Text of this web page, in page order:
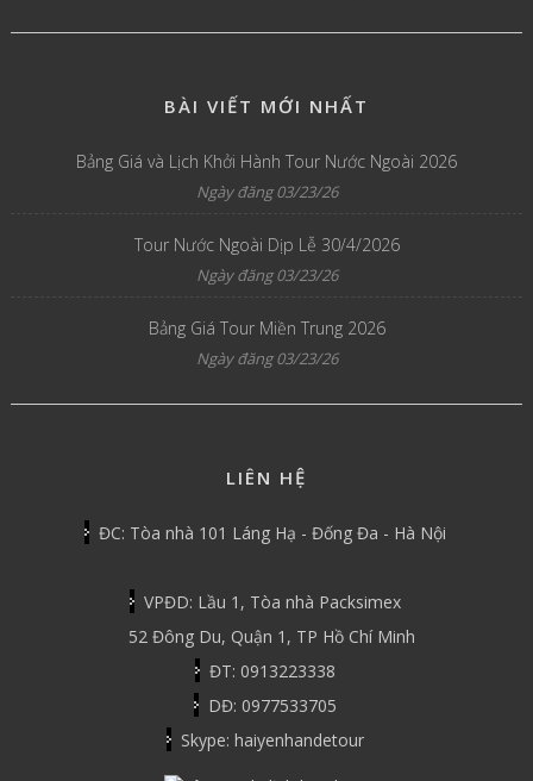
BÀI VIẾT MỚI NHẤT
Bảng Giá và Lịch Khởi Hành Tour Nước Ngoài 2026
Ngày đăng 03/23/26
Tour Nước Ngoài Dịp Lễ 30/4/2026
Ngày đăng 03/23/26
Bảng Giá Tour Miền Trung 2026
Ngày đăng 03/23/26
LIÊN HỆ
ĐC: Tòa nhà 101 Láng Hạ - Đống Đa - Hà Nội
VPĐD: Lầu 1, Tòa nhà Packsimex
52 Đông Du, Quận 1, TP Hồ Chí Minh
ĐT: 0913223338
DĐ: 0977533705
Skype: haiyenhandetour